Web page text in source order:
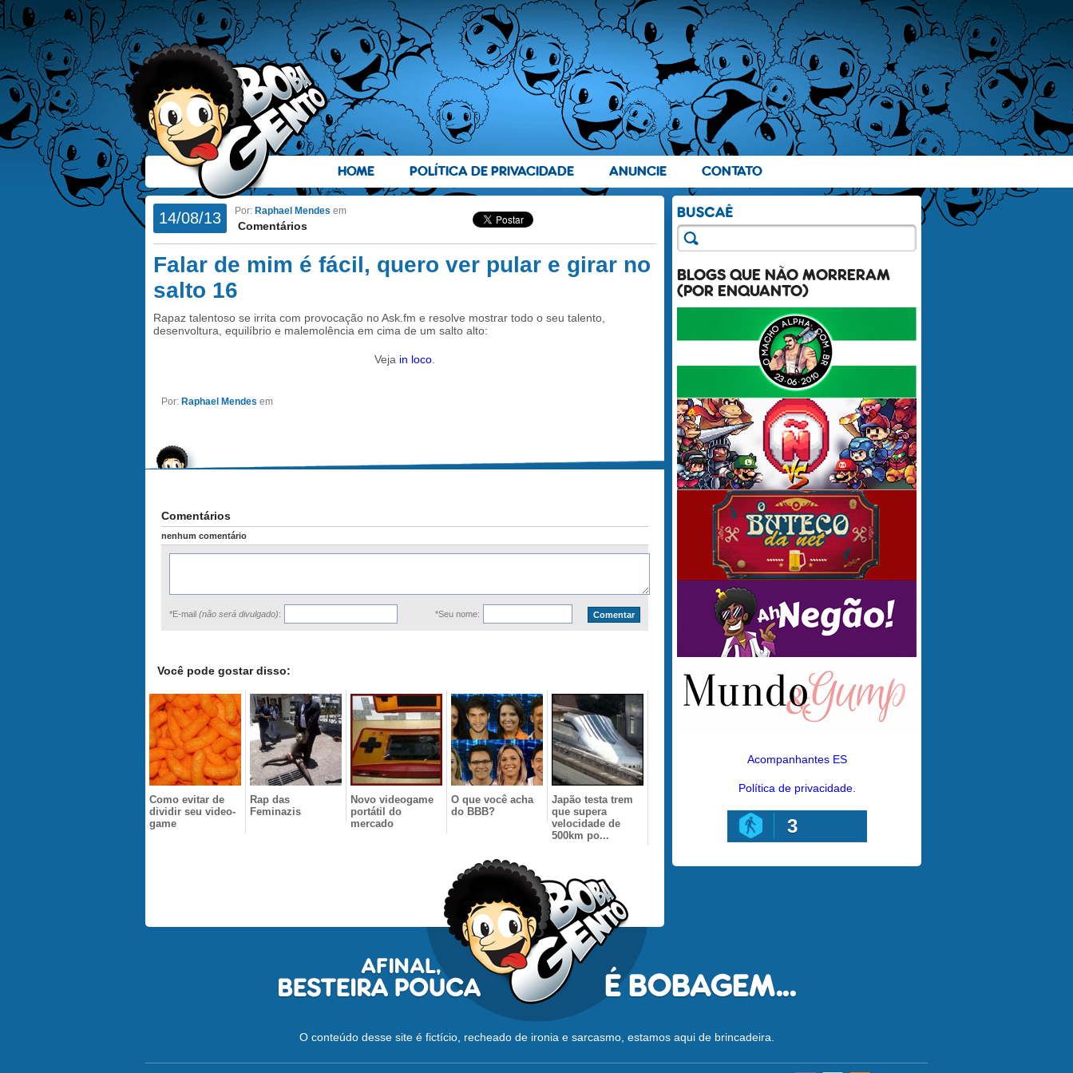
HOME POLÍTICA DE PRIVACIDADE ANUNCIE CONTATO
14/08/13 Por: Raphael Mendes em
Comentários
Falar de mim é fácil, quero ver pular e girar no
salto 16
Rapaz talentoso se irrita com provocação no Ask.fm e resolve mostrar todo o seu talento,
desenvoltura, equilíbrio e malemolência em cima de um salto alto:
Veja in loco
Por: Raphael Mendes em
Comentários
nenhum comentário
*E-mail (não será divulgado): *Seu nome:
Você pode gostar disso:
Como evitar de
dividir seu video-
game
Rap das
Feminazis
Novo videogame
portátil do
mercado
O que você acha
do BBB?
Japão testa trem
que supera
velocidade de
500km po...
BLOGS QUE NÃO MORRERAM
(POR ENQUANTO)
Acompanhantes ES
Política de privacidade.
3
O conteúdo desse site é fictício, recheado de ironia e sarcasmo, estamos aqui de brincadeira.